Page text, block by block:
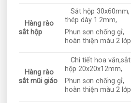
Hàng rào
sắt hộp
Sắt hộp 30x60mm,
thép dày 1.2mm,
Phun sơn chống gỉ,
hoàn thiện màu 2 lớp
Hàng rào
sắt mũi giáo
Chi tiết hoa văn,sắt
hộp 20x20x12mm,
Phun sơn chống gỉ,
hoàn thiện màu 2 lớp